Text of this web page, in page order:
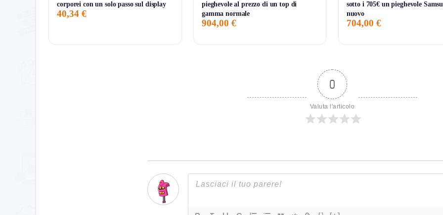
corporei con un solo passo sul display
40,34 €
pieghevole al prezzo di un top di
gamma normale
904,00 €
sotto i 705€ un pieghevole
nuovo
704,00 €
0
Valuta l'articolo